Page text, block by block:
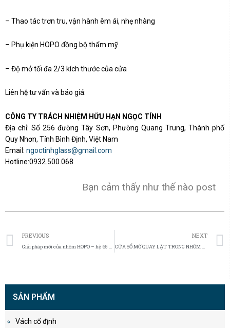
– Thao tác trơn tru, vận hành êm ái, nhẹ nhàng
– Phụ kiện HOPO đồng bộ thẩm mỹ
– Độ mở tối đa 2/3 kích thước của cửa
Liên hệ tư vấn và báo giá:
CÔNG TY TRÁCH NHIỆM HỮU HẠN NGỌC TÍNH
Địa chỉ: Số 256 đường Tây Sơn, Phường Quang Trung, Thành phố
Quy Nhơn, Tỉnh Bình Định, Việt Nam
Email: ngoctinhglass@gmail.com
Hotline:0932.500.068
Bạn cảm thấy như thế nào post
Prev
PREVIOUS
Giải pháp mới của nhôm HOPO – hệ 65 không cầu cách nhiệt 2020
NEXT
CỬA SỔ MỞ QUAY LẬT TRONG NHÔM HOPO
SẢN PHẨM
Vách cố định